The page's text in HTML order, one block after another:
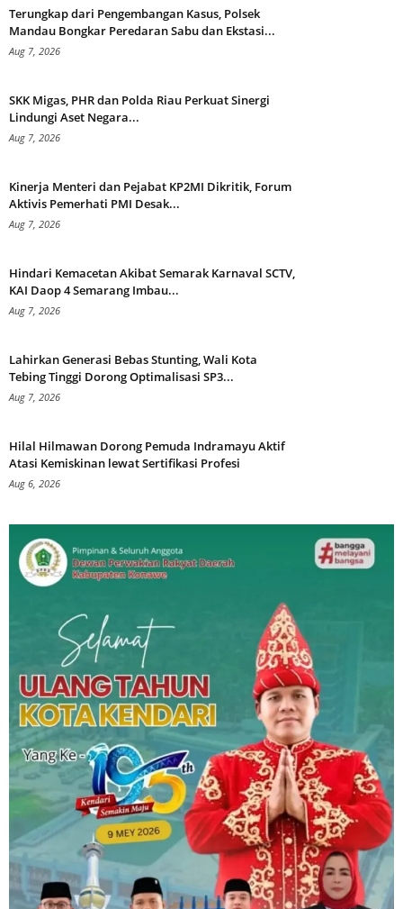
Terungkap dari Pengembangan Kasus, Polsek
Mandau Bongkar Peredaran Sabu dan Ekstasi...
Aug 7, 2026
SKK Migas, PHR dan Polda Riau Perkuat Sinergi
Lindungi Aset Negara...
Aug 7, 2026
Kinerja Menteri dan Pejabat KP2MI Dikritik, Forum
Aktivis Pemerhati PMI Desak...
Aug 7, 2026
Hindari Kemacetan Akibat Semarak Karnaval SCTV,
KAI Daop 4 Semarang Imbau...
Aug 7, 2026
Lahirkan Generasi Bebas Stunting, Wali Kota
Tebing Tinggi Dorong Optimalisasi SP3...
Aug 7, 2026
Hilal Hilmawan Dorong Pemuda Indramayu Aktif
Atasi Kemiskinan lewat Sertifikasi Profesi
Aug 6, 2026